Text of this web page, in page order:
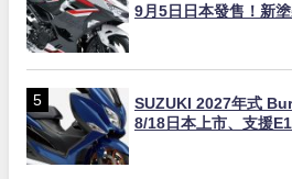
9月5日日本發售！新
SUZUKI 2027年式
8/18日本上市、支援